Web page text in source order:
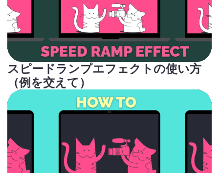
スピードランプエフェクトの使い方
（例を交えて）